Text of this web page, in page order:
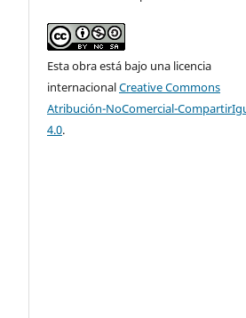
Esta obra está bajo una licencia
internacionalCreative Commons
Atribución-NoComercial-
4.0.